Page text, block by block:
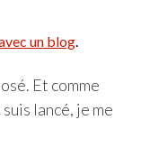
un blog.
Et comme
lancé, je me